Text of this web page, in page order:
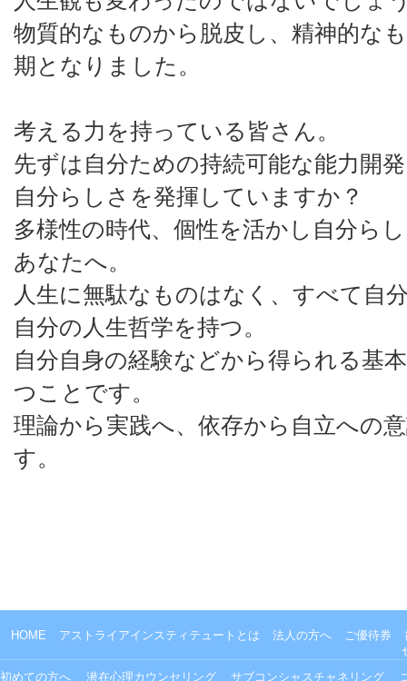
物質的なものから脱皮し、精神的な
期となりました。
考える力を持っている皆さん。
先ずは自分ための持続可能な能力開
自分らしさを発揮していますか？
多様性の時代、個性を活かし自分ら
あなたへ。
人生に無駄なものはなく、すべて自
自分の人生哲学を持つ。
自分自身の経験などから得られる基
つことです。
理論から実践へ、依存から自立への
す。
HOME アストライアインスティテュートとは 法人の方へ ご優待券
初めての方へ 潜在心理カウンセリング サブコンシャスチャネリング